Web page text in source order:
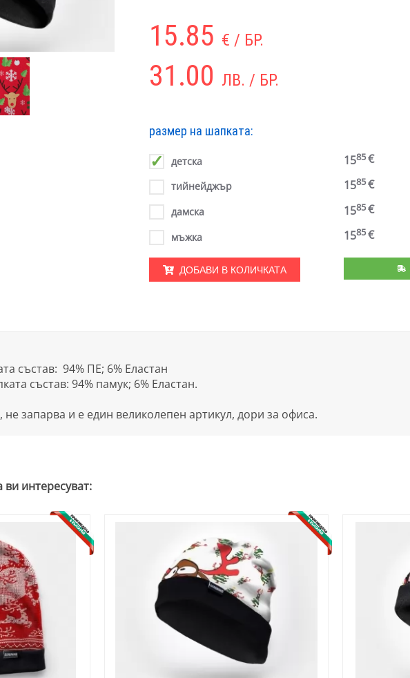
15.85 € / БР.
31.00 ЛВ. / БР.
размер на шапката:
детска 1585€
тийнейджър 1585€
дамска 1585€
мъжка 1585€
ДОБАВИ В КОЛИЧКАТА
състав: 94% ПЕ; 6% Eластан
състав: 94% памук; 6% Eластан.
запарва и е един великолепен артикул, дори за офиса.
интересуват: